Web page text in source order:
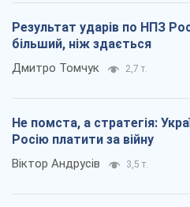
Результат ударів по НПЗ
більший, ніж здається
Дмитро Томчук 2,7 т.
Не помста, а стратегія:
Росію платити за війну
Віктор Андрусів 3,5 т.